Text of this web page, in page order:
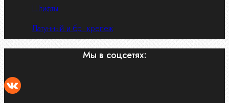
Штифты
Латунный и бр. крепеж
Мы в соцсетях: